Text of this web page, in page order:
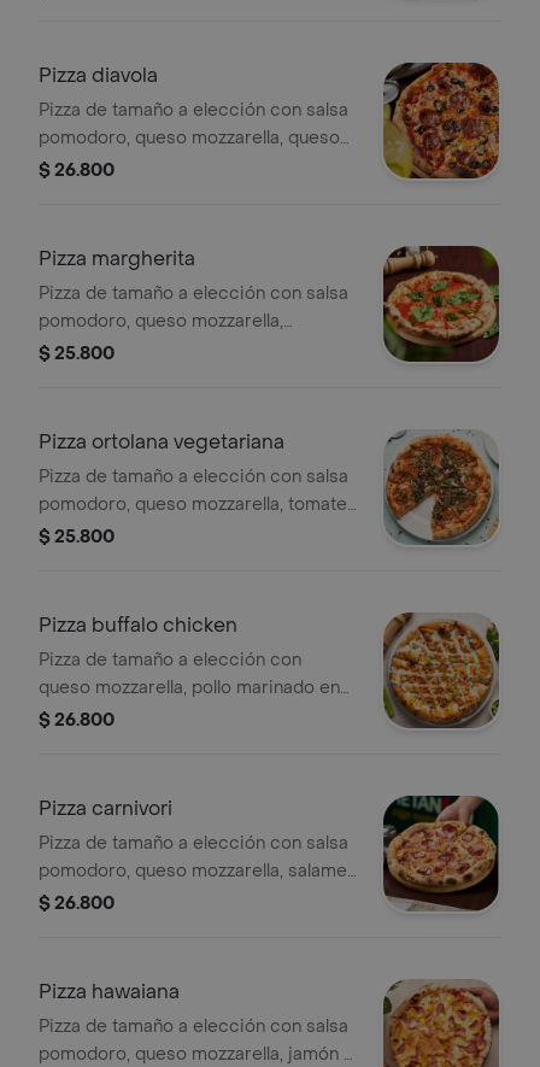
Pizza diavola
Pizza de tamaño a elección con salsa
pomodoro, queso mozzarella, queso
azul, salame, aceitunas negras y
$ 26.800
Pizza margherita
Pizza de tamaño a elección con salsa
pomodoro, queso mozzarella,
bocconcini di bufala, albahaca y
$ 25.800
Pizza ortolana vegetariana
Pizza de tamaño a elección con salsa
pomodoro, queso mozzarella, tomate,
champiñones, aceitunas negras,
$ 25.800
Pizza buffalo chicken
Pizza de tamaño a elección con
queso mozzarella, pollo marinado en
salsa buffalo (un poco picante), apio y
$ 26.800
Pizza carnivori
Pizza de tamaño a elección con salsa
pomodoro, queso mozzarella, salame,
jamón y tocineta.
$ 26.800
Pizza hawaiana
Pizza de tamaño a elección con salsa
pomodoro, queso mozzarella, jamón y